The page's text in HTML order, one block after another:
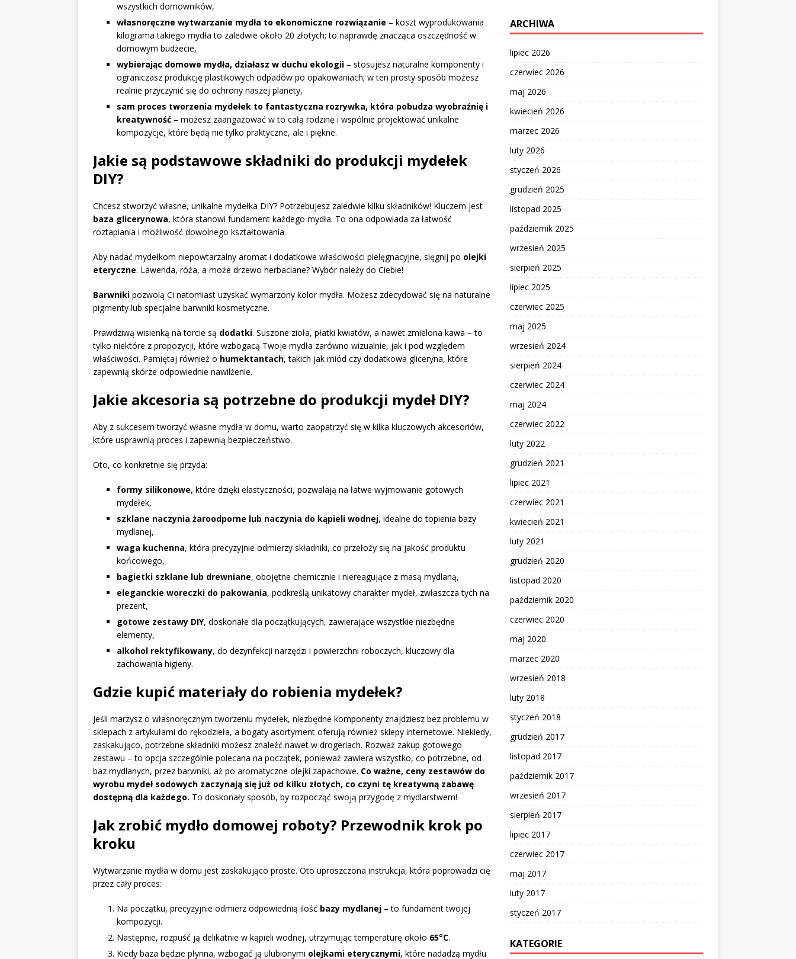
wszystkich domowników,
własnoręczne wytwarzanie mydła to ekonomiczne rozwiązanie – koszt wyprodukowania
kilograma takiego mydła to zaledwie około 20 złotych; to naprawdę znacząca oszczędność w
domowym budżecie,
wybierając domowe mydła, działasz w duchu ekologii – stosujesz naturalne komponenty i
ograniczasz produkcję plastikowych odpadów po opakowaniach; w ten prosty sposób możesz
realnie przyczynić się do ochrony naszej planety,
sam proces tworzenia mydełek to fantastyczna rozrywka, która pobudza wyobraźnię i
kreatywność – możesz zaangażować w to całą rodzinę i wspólnie projektować unikalne
kompozycje, które będą nie tylko praktyczne, ale i piękne.
Jakie są podstawowe składniki do produkcji mydełek
DIY?
Chcesz stworzyć własne, unikalne mydełka DIY? Potrzebujesz zaledwie kilku składników! Kluczem jest
baza glicerynowa, która stanowi fundament każdego mydła. To ona odpowiada za łatwość
roztapiania i możliwość dowolnego kształtowania.
Aby nadać mydełkom niepowtarzalny aromat i dodatkowe właściwości pielęgnacyjne, sięgnij po olejki
eteryczne. Lawenda, róża, a może drzewo herbaciane? Wybór należy do Ciebie!
Barwniki pozwolą Ci natomiast uzyskać wymarzony kolor mydła. Możesz zdecydować się na naturalne
pigmenty lub specjalne barwniki kosmetyczne.
Prawdziwą wisienką na torcie są dodatki. Suszone zioła, płatki kwiatów, a nawet zmielona kawa – to
tylko niektóre z propozycji, które wzbogacą Twoje mydła zarówno wizualnie, jak i pod względem
właściwości. Pamiętaj również o humektantach, takich jak miód czy dodatkowa gliceryna, które
zapewnią skórze odpowiednie nawilżenie.
Jakie akcesoria są potrzebne do produkcji mydeł DIY?
Aby z sukcesem tworzyć własne mydła w domu, warto zaopatrzyć się w kilka kluczowych akcesoriów,
które usprawnią proces i zapewnią bezpieczeństwo.
Oto, co konkretnie się przyda:
formy silikonowe, które dzięki elastyczności, pozwalają na łatwe wyjmowanie gotowych
mydełek,
szklane naczynia żaroodporne lub naczynia do kąpieli wodnej, idealne do topienia bazy
mydlanej,
waga kuchenna, która precyzyjnie odmierzy składniki, co przełoży się na jakość produktu
końcowego,
bagietki szklane lub drewniane, obojętne chemicznie i niereagujące z masą mydlaną,
eleganckie woreczki do pakowania, podkreślą unikatowy charakter mydeł, zwłaszcza tych na
prezent,
gotowe zestawy DIY, doskonałe dla początkujących, zawierające wszystkie niezbędne
elementy,
alkohol rektyfikowany, do dezynfekcji narzędzi i powierzchni roboczych, kluczowy dla
zachowania higieny.
Gdzie kupić materiały do robienia mydełek?
Jeśli marzysz o własnoręcznym tworzeniu mydełek, niezbędne komponenty znajdziesz bez problemu w
sklepach z artykułami do rękodzieła, a bogaty asortyment oferują również sklepy internetowe. Niekiedy,
zaskakująco, potrzebne składniki możesz znaleźć nawet w drogeriach. Rozważ zakup gotowego
zestawu – to opcja szczególnie polecana na początek, ponieważ zawiera wszystko, co potrzebne, od
baz mydlanych, przez barwniki, aż po aromatyczne olejki zapachowe. Co ważne, ceny zestawów do
wyrobu mydeł sodowych zaczynają się już od kilku złotych, co czyni tę kreatywną zabawę
dostępną dla każdego. To doskonały sposób, by rozpocząć swoją przygodę z mydlarstwem!
Jak zrobić mydło domowej roboty? Przewodnik krok po
kroku
Wytwarzanie mydła w domu jest zaskakująco proste. Oto uproszczona instrukcja, która poprowadzi cię
przez cały proces:
Na początku, precyzyjnie odmierz odpowiednią ilość bazy mydlanej – to fundament twojej
kompozycji.
Następnie, rozpuść ją delikatnie w kąpieli wodnej, utrzymując temperaturę około 65°C.
Kiedy baza będzie płynna, wzbogać ją ulubionymi olejkami eterycznymi, które nadadzą mydłu
ARCHIWA
lipiec 2026
czerwiec 2026
maj 2026
kwiecień 2026
marzec 2026
luty 2026
styczeń 2026
grudzień 2025
listopad 2025
październik 2025
wrzesień 2025
sierpień 2025
lipiec 2025
czerwiec 2025
maj 2025
wrzesień 2024
sierpień 2024
czerwiec 2024
maj 2024
czerwiec 2022
luty 2022
grudzień 2021
lipiec 2021
czerwiec 2021
kwiecień 2021
luty 2021
grudzień 2020
listopad 2020
październik 2020
czerwiec 2020
maj 2020
marzec 2020
wrzesień 2018
luty 2018
styczeń 2018
grudzień 2017
listopad 2017
październik 2017
wrzesień 2017
sierpień 2017
lipiec 2017
czerwiec 2017
maj 2017
luty 2017
styczeń 2017
KATEGORIE